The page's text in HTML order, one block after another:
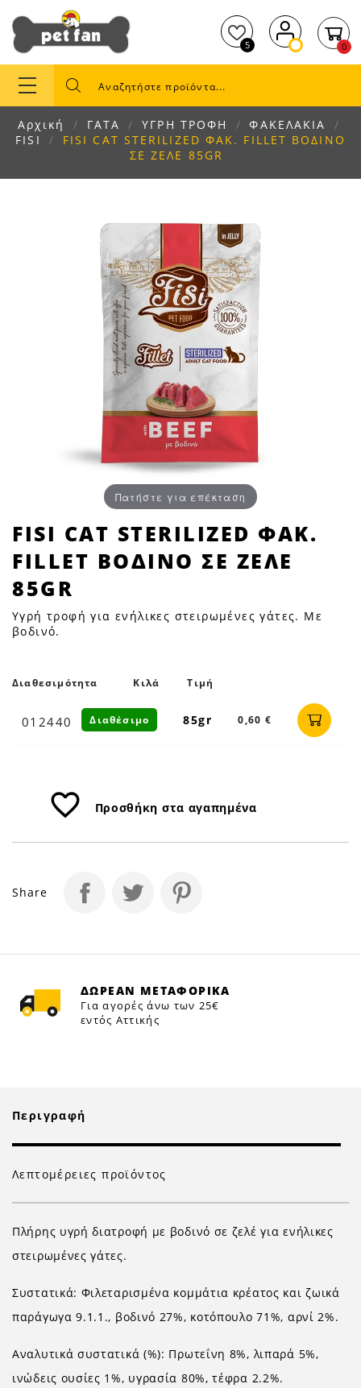
5 0
Αρχική ΓΑΤΑ ΥΓΡΗ ΤΡΟΦΗ
ΦΑΚΕΛΑΚΙΑ
FISI
FISI CAT STERILIZED ΦΑΚ. FILLET ΒΟΔΙΝΟ
ΣΕ ΖΕΛΕ 85GR
Πατήστε για επέκταση
FISI
CAT
STERILIZED
ΦΑΚ.
FILLET
ΒΟΔΙΝΟ
ΣΕ
85GR
Petfan
FISI CAT STERILIZED ΦΑΚ.
FILLET ΒΟΔΙΝΟ ΣΕ ΖΕΛΕ
85GR
Υγρή τροφή για ενήλικες στειρωμένες γάτες. Με
βοδινό.
Διαθεσιμότητα Κιλά Τιμή
012440 85gr 0,60 €
Διαθέσιμο
favorite_border Προσθήκη στα αγαπημένα
Share
ΔΩΡΕΑΝ ΜΕΤΑΦΟΡΙΚΑ
Για αγορές άνω των 25€
εντός Αττικής
Περιγραφή
Λεπτομέρειες προϊόντος
Πλήρης υγρή διατροφή με βοδινό σε ζελέ για ενήλικες
στειρωμένες γάτες.
Συστατικά: Φιλεταρισμένα κομμάτια κρέατος και ζωικά
παράγωγα 9.1.1., βοδινό 27%, κοτόπουλο 71%, αρνί 2%.
Αναλυτικά συστατικά (%): Πρωτεΐνη 8%, λιπαρά 5%,
ινώδεις ουσίες 1%, υγρασία 80%, τέφρα 2.2%.